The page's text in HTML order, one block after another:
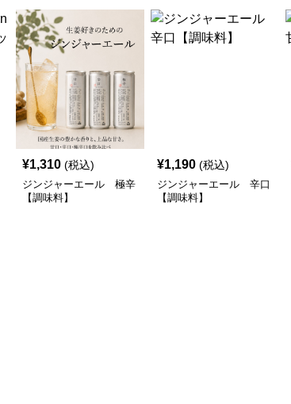
¥1,310 (税込)
ジンジャーエール 極辛
【調味料】
¥1,190 (税込)
ジンジャーエール 辛口
【調味料】